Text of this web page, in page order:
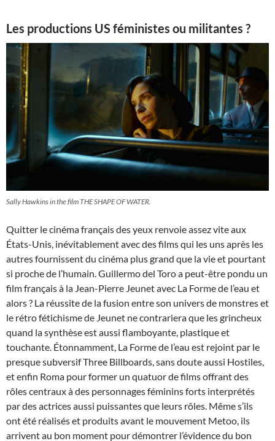
Les productions US féministes ou militantes ?
Sally Hawkins in the film THE SHAPE OF WATER.
Quitter le cinéma français des yeux renvoie assez vite aux
États-Unis, inévitablement avec des films qui les uns après les
autres fournissent du cinéma plus grand que la vie et pourtant
si proche de l’humain. Guillermo del Toro a peut-être pondu un
film français à la Jean-Pierre Jeunet avec La Forme de l’eau et
alors ? La réussite de la fusion entre son univers de monstres et
le rétro fétichisme de Jeunet ne contrariera que les grincheux
quand la synthèse est aussi flamboyante, plastique et
touchante. Étonnamment, La Forme de l’eau est rejoint par le
presque subversif Three Billboards, sans doute aussi Hostiles,
et enfin Roma pour former un quatuor de films offrant des
rôles centraux à des personnages féminins forts interprétés
par des actrices aussi puissantes que leurs rôles. Même s’ils
ont été réalisés et produits avant le mouvement Metoo, ils
arrivent au bon moment pour démontrer l’évidence du bon